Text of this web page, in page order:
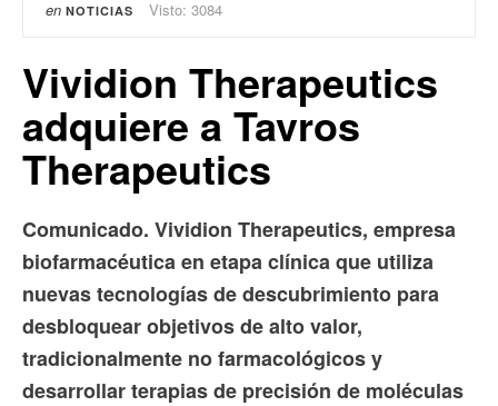
en NOTICIAS Visto: 3084
Vividion Therapeutics
adquiere a Tavros
Therapeutics
Comunicado. Vividion Therapeutics, empresa
biofarmacéutica en etapa clínica que utiliza
nuevas tecnologías de descubrimiento para
desbloquear objetivos de alto valor,
tradicionalmente no farmacológicos y
desarrollar terapias de precisión de moléculas